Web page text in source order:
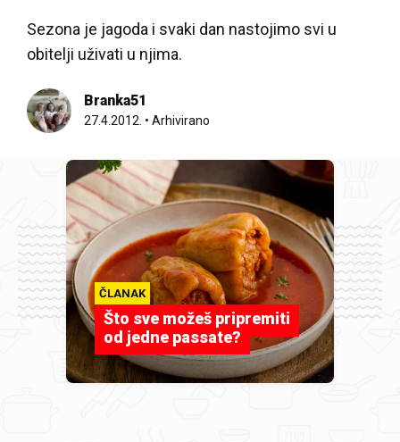
Sezona je jagoda i svaki dan nastojimo svi u
obitelji uživati u njima.
Branka51
27.4.2012. • Arhivirano
ČLANAK
Što sve možeš pripremiti
od jedne passate?